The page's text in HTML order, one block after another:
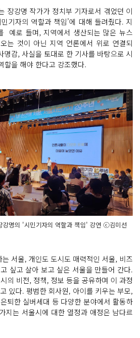
장강명 작가가 정치부 기자로서 겪었던 이
기자의 역할과 책임’에 대해 들려줬다. 지
예로 들며, 지역에서 생산되는 많은 뉴스
는 것이 아닌 지역 언론에서 위로 연결되
명감, 사실을 토대로 한 기사를 바탕으로 시
할을 해야 한다고 강조했다.
강명의 '시민기자의 역할과 책임' 강연 ⓒ김미선
서울, 개인도 도시도 매력적인 서울, 비즈
싶고 살아 보고 싶은 서울을 만들어 간다.
의 비전, 정책, 정보 등을 공유하며 이 과정
있다. 평범한 회사원, 아이를 키우는 부모,
퇴한 실버세대 등 다양한 분야에서 활동하
지는 서울시에 대한 열정과 애정은 남다르